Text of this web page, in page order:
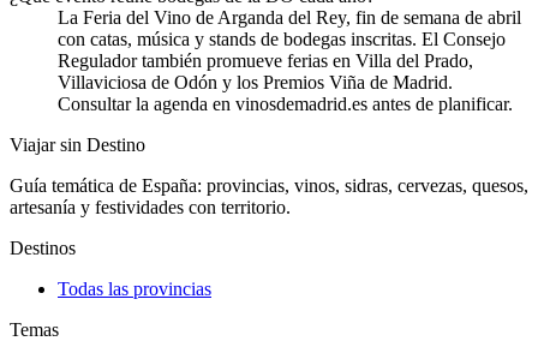
La Feria del Vino de Arganda del Rey, fin de semana de abril
con catas, música y stands de bodegas inscritas. El Consejo
Regulador también promueve ferias en Villa del Prado,
Villaviciosa de Odón y los Premios Viña de Madrid.
Consultar la agenda en vinosdemadrid.es antes de planificar.
Viajar sin Destino
Guía temática de España: provincias, vinos, sidras, cervezas, quesos,
artesanía y festividades con territorio.
Destinos
Todas las provincias
Temas